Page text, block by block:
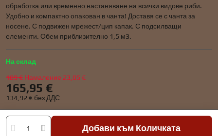
обработка или временно настаняване на всички видове риби.
Удобно и компактно опакован в чанта! Доставя се с чанта за
носене. С подвижен мрежест/цип капак. С подсилващи
елементи. Обем приблизително 1,5 м3.
На склад
189 € Намаление 23,05 €
165,95 €
134,92 € без ДДС
Добави към Количката